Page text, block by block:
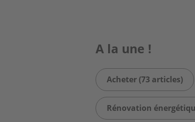
A la une !
Acheter (73 articles)
Rénovation